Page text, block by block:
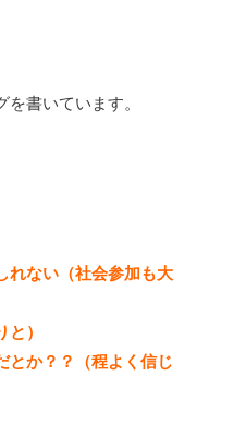
書いています。
れない（社会参加も大
）
とか？？（程よく信じ